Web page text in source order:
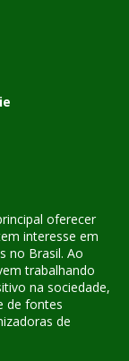
oferecer
interesse em
no Brasil. Ao
trabalhando
na sociedade,
de fontes
de